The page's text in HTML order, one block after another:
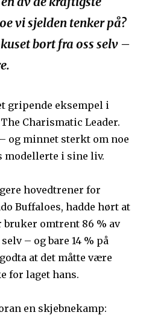
vi sjelden tenker på?
bort fra oss selv –
gripende eksempel i
Charismatic Leader.
og minnet sterkt om noe
modellerte i sine liv.
hovedtrener for
Buffaloes, hadde hørt at
bruker omtrent 86 % av
– og bare 14 % på
at det måtte være
for laget hans.
en skjebnekamp: